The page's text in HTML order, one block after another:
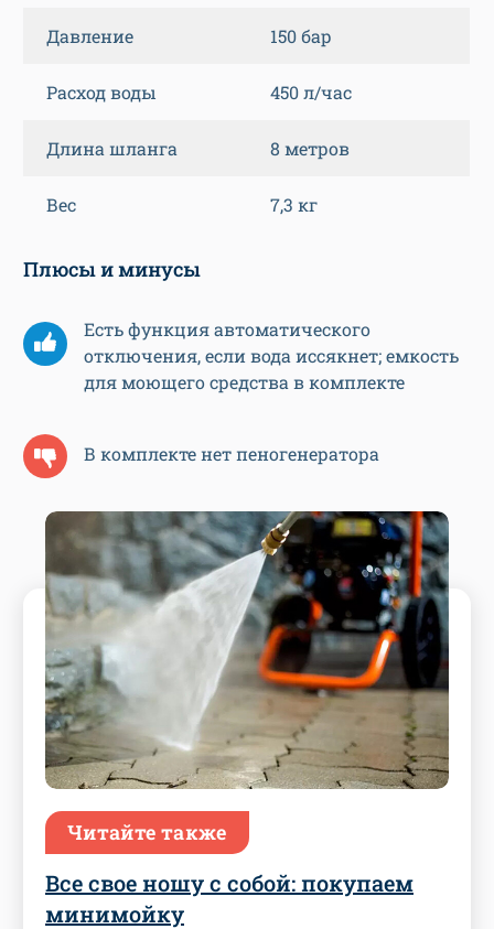
Давление 150 бар
Расход воды 450 л/час
Длина шланга 8 метров
Вес 7,3 кг
Плюсы и минусы
Есть функция автоматического
отключения, если вода иссякнет; емкость
для моющего средства в комплекте
В комплекте нет пеногенератора
Читайте также
Все свое ношу с собой: покупаем
минимойку